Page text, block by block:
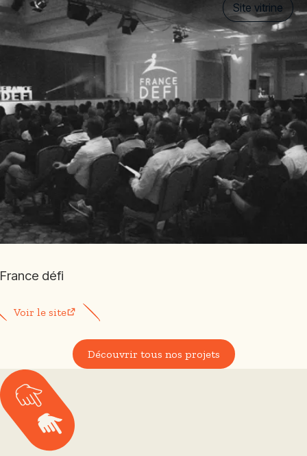
Site vitrine
France défi
Voir le site
Découvrir tous nos projets